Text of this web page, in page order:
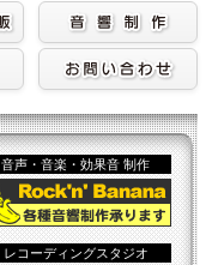
音声・音楽・効果音 制作
レコーディングスタジオ